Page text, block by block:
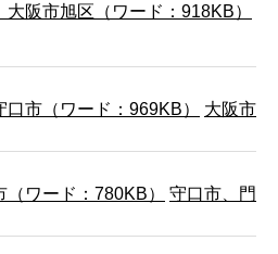
大阪市旭区（ワード：918KB）
市（ワード：969KB） 大阪市
ワード：780KB） 守口市、門